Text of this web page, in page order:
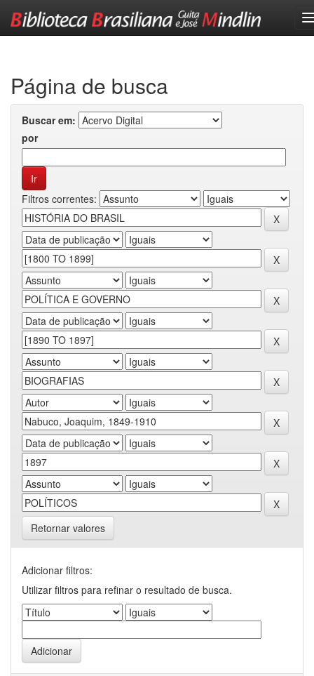
Página de busca
Buscar em:
por
Filtros correntes:
Retornar valores
Adicionar filtros:
Utilizar filtros para refinar o resultado de busca.